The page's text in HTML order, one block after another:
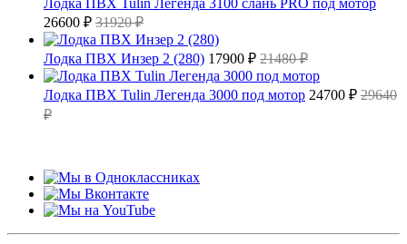
Лодка ПВХ Tulin Легенда 3100 слань PRO под мотор
26600 ₽ 31920 ₽
Лодка ПВХ Инзер 2 (280) 17900 ₽ 21480 ₽
Лодка ПВХ Tulin Легенда 3000 под мотор 24700 ₽ 29640
₽